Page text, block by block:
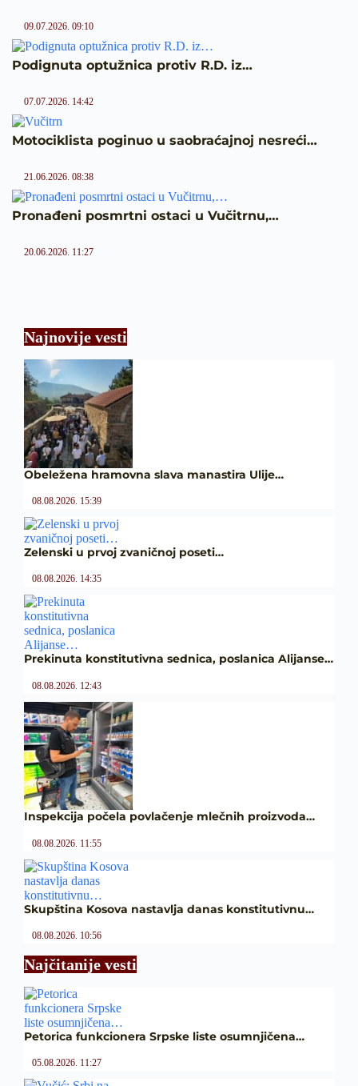
09.07.2026. 09:10
Podignuta optužnica protiv R.D. iz…
07.07.2026. 14:42
Motociklista poginuo u saobraćajnoj nesreći…
21.06.2026. 08:38
Pronađeni posmrtni ostaci u Vučitrnu,…
20.06.2026. 11:27
Najnovije vesti
Obeležena hramovna slava manastira Ulije…
08.08.2026. 15:39
Zelenski u prvoj zvaničnoj poseti…
08.08.2026. 14:35
Prekinuta konstitutivna sednica, poslanica Alijanse…
08.08.2026. 12:43
Inspekcija počela povlačenje mlečnih proizvoda…
08.08.2026. 11:55
Skupština Kosova nastavlja danas konstitutivnu…
08.08.2026. 10:56
Najčitanije vesti
Petorica funkcionera Srpske liste osumnjičena…
05.08.2026. 11:27